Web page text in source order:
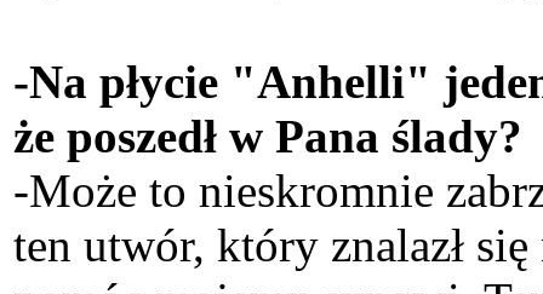
-Na płycie "Anhelli"
że poszedł w Pana ślady?
-Może to nieskromnie
ten utwór, który znalazł się